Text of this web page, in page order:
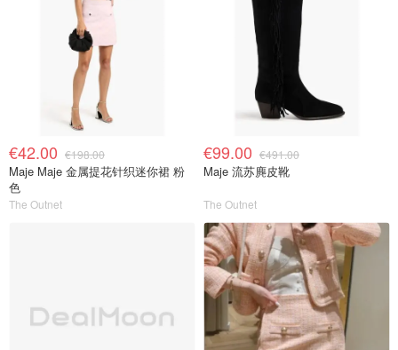
€42.00 €198.00
Maje Maje 金属提花针织迷你裙 粉
色
The Outnet
€99.00 €491.00
Maje 流苏麂皮靴
The Outnet